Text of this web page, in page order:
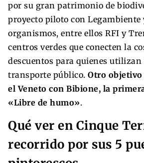
por su gran patrimonio de
proyecto piloto con Legambiente
organismos, entre ellos RFI y
centros verdes que conecten la
descuentos para quienes
transporte público. Otro objetivo
el Veneto con Bibione, la
«Libre de humo».
Qué ver en Cinque
recorrido por sus 5